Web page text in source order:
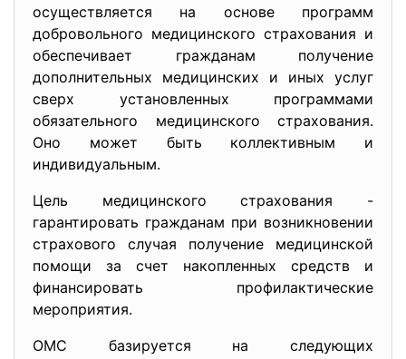
осуществляется на основе программ
добровольного медицинского страхования и
обеспечивает гражданам получение
дополнительных медицинских и иных услуг
сверх установленных программами
обязательного медицинского страхования.
Оно может быть коллективным и
индивидуальным.
Цель медицинского страхования -
гарантировать гражданам при возникновении
страхового случая получение медицинской
помощи за счет накопленных средств и
финансировать профилактические
мероприятия.
ОМС базируется на следующих